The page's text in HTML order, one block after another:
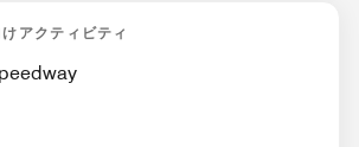
アクティビティ